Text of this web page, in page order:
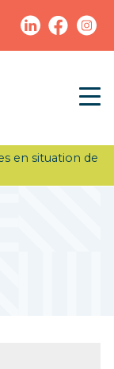
en situation de